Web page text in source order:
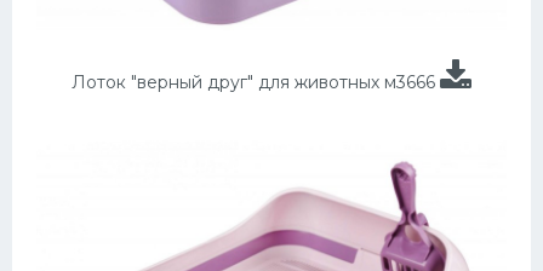
Лоток "верный друг" для животных м3666